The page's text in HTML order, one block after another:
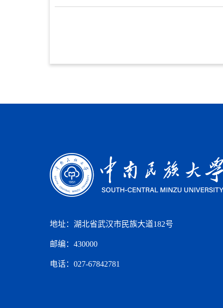
地址：湖北省武汉市民族大道182号
邮编：430000
电话：027-67842781